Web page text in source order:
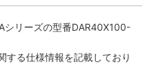
シリーズの型番DAR40X100-
る仕様情報を記載しており